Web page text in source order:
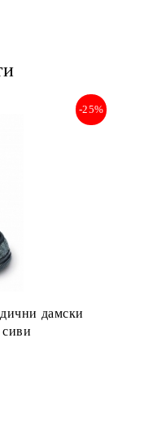
дамски
сиви
-25%